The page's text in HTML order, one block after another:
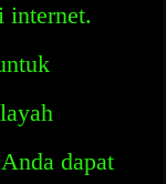
internet.
dapat